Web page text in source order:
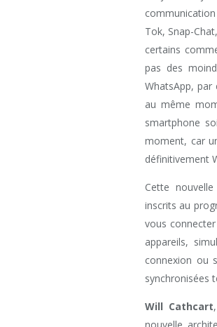
Tok, Snap-
certains
pas des
WhatsApp,
au même
smartphone
moment, car
définitivement
Cette
inscrits au
vous
appareils,
connexion ou
synchronisées
Will Cathcart